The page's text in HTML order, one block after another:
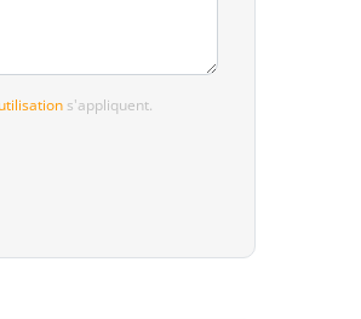
s'appliquent.